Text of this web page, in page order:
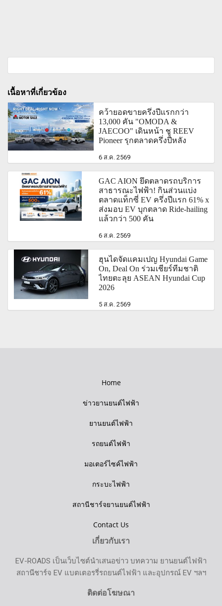
เนื้อหาที่เกี่ยวข้อง
คว้ายอดขายครึ่งปีแรกกว่า
13,000 คัน "OMODA &
JAECOO" เดินหน้า ชู REEV
Pioneer รุกตลาดครึ่งปีหลัง
6 ส.ค. 2569
GAC AION ยึดตลาดรถบริการ
สาธารณะไฟฟ้า! กินส่วนแบ่ง
ตลาดแท็กซี่ EV ครึ่งปีแรก 61% x
ส่งมอบ EV บุกตลาด Ride-hailing
แล้วกว่า 500 คัน
6 ส.ค. 2569
ฮุนไดจัดแคมเปญ Hyundai Game
On, Deal On ร่วมเชียร์ทีมชาติ
ไทยตะลุย ASEAN Hyundai Cup
2026
5 ส.ค. 2569
Home
ข่าวยานยนต์ไฟฟ้า
ยานยนต์ไฟฟ้า
รถยนต์ไฟฟ้า
มอเตอร์ไซค์ไฟฟ้า
กระบะไฟฟ้า
สถานีชาร์จยานยนต์ไฟฟ้า
Contact Us
เกี่ยวกับเรา
EV-ROADS เป็นเว็บไซต์นำเสนอข่าว บทความ ยานยนต์ไฟฟ้า
สถานีชาร์จ EV แบตเตอรรี่รถยนต์ไฟฟ้า และอุปกรณ์ EV ฯลฯ
ติดต่อโฆษณา